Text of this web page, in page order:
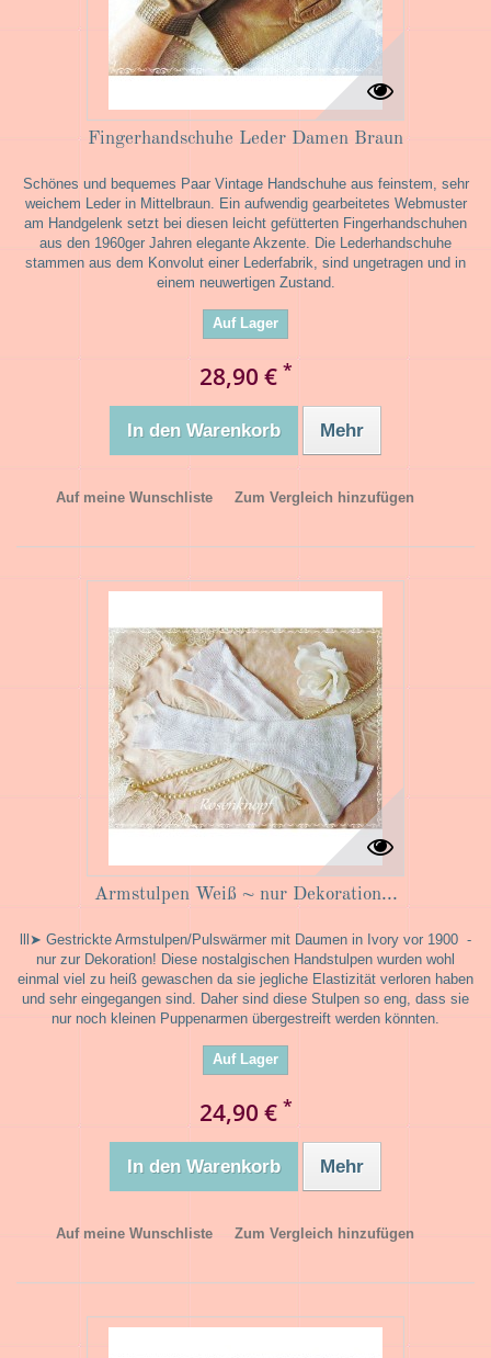
Fingerhandschuhe Leder Damen Braun
Schönes und bequemes Paar Vintage Handschuhe aus feinstem, sehr
weichem Leder in Mittelbraun. Ein aufwendig gearbeitetes Webmuster
am Handgelenk setzt bei diesen leicht gefütterten Fingerhandschuhen
aus den 1960ger Jahren elegante Akzente. Die Lederhandschuhe
stammen aus dem Konvolut einer Lederfabrik, sind ungetragen und in
einem neuwertigen Zustand.
Auf Lager
28,90 € *
In den Warenkorb Mehr
Auf meine Wunschliste Zum Vergleich hinzufügen
Armstulpen Weiß ~ nur Dekoration...
lll➤ Gestrickte Armstulpen/Pulswärmer mit Daumen in Ivory vor 1900 -
nur zur Dekoration! Diese nostalgischen Handstulpen wurden wohl
einmal viel zu heiß gewaschen da sie jegliche Elastizität verloren haben
und sehr eingegangen sind. Daher sind diese Stulpen so eng, dass sie
nur noch kleinen Puppenarmen übergestreift werden könnten.
Auf Lager
24,90 € *
In den Warenkorb Mehr
Auf meine Wunschliste Zum Vergleich hinzufügen